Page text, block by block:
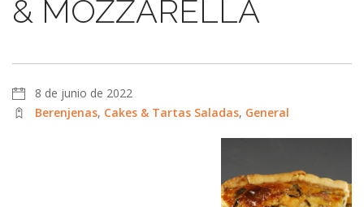
& MOZZARELLA
8 de junio de 2022
Berenjenas, Cakes & Tartas Saladas, General